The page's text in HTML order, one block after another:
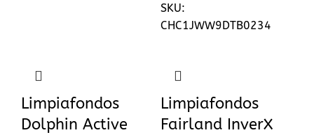
SKU:
CHC1JWW9DTB0234
Limpiafondos
Dolphin Active
Limpiafondos
Fairland InverX